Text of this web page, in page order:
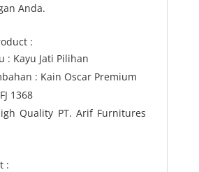
Anda.
:
: Kayu Jati Pilihan
: Kain Oscar Premium
1368
Quality PT. Arif Furnitures
: